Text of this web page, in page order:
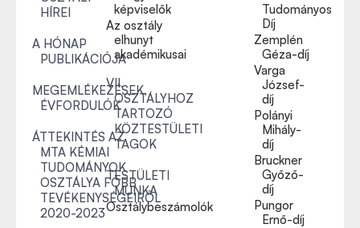
HÍREI
A HÓNAP
PUBLIKÁCIÓJA
MEGEMLÉKEZÉSEK,
ÉVFORDULÓK
ÁTTEKINTÉS AZ
MTA KÉMIAI
TUDOMÁNYOK
OSZTÁLYA FŐBB
TEVÉKENYSÉGEIRŐL
2020-2023
képviselők
Az osztály
elhunyt
akadémikusai
VII.
OSZTÁLYHOZ
TARTOZÓ
KÖZTESTÜLETI
TAGOK
TESTÜLETI
MUNKA
Osztálybeszámolók
Tudományos
Díj
Zemplén
Géza-díj
Varga
József-
díj
Polányi
Mihály-
díj
Bruckner
Győző-
díj
Pungor
Ernő-díj